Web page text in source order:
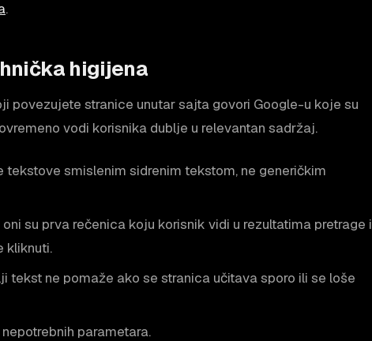
.
higijena
povezujete stranice unutar sajta govori Google-u koje su
vodi korisnika dublje u relevantan sadržaj.
tekstove smislenim sidrenim tekstom, ne generičkim
oni su prva rečenica koju korisnik vidi u rezultatima pretrage i
kliknuti.
tekst ne pomaže ako se stranica učitava sporo ili se loše
parametara.